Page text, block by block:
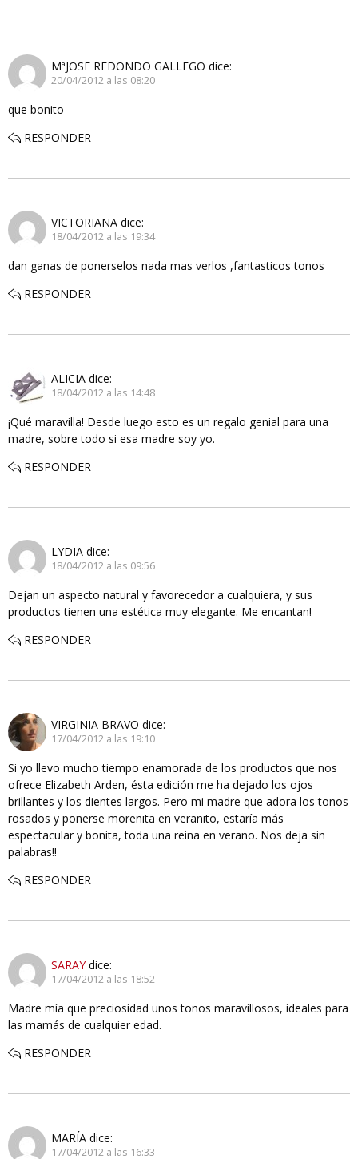
MªJOSE REDONDO GALLEGO dice:
20/04/2012 a las 08:20
que bonito
RESPONDER
VICTORIANA dice:
18/04/2012 a las 19:34
dan ganas de ponerselos nada mas verlos ,fantasticos tonos
RESPONDER
ALICIA dice:
18/04/2012 a las 14:48
¡Qué maravilla! Desde luego esto es un regalo genial para una
madre, sobre todo si esa madre soy yo.
RESPONDER
LYDIA dice:
18/04/2012 a las 09:56
Dejan un aspecto natural y favorecedor a cualquiera, y sus
productos tienen una estética muy elegante. Me encantan!
RESPONDER
VIRGINIA BRAVO dice:
17/04/2012 a las 19:10
Si yo llevo mucho tiempo enamorada de los productos que nos
ofrece Elizabeth Arden, ésta edición me ha dejado los ojos
brillantes y los dientes largos. Pero mi madre que adora los tonos
rosados y ponerse morenita en veranito, estaría más
espectacular y bonita, toda una reina en verano. Nos deja sin
palabras!!
RESPONDER
SARAY dice:
17/04/2012 a las 18:52
Madre mía que preciosidad unos tonos maravillosos, ideales para
las mamás de cualquier edad.
RESPONDER
MARÍA dice:
17/04/2012 a las 16:33